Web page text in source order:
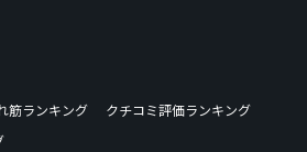
筋ランキング
クチコミ評価ランキング